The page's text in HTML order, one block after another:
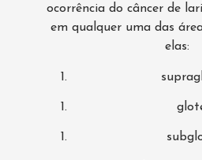
ocorrência do câncer de
em qualquer uma das
elas: